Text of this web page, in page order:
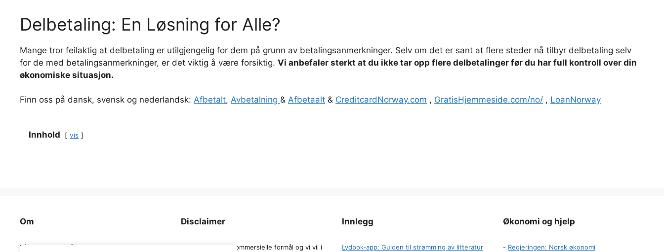
Delbetaling: En Løsning for Alle?
Mange tror feilaktig at delbetaling er utilgjengelig for dem på grunn av betalingsanmerkninger. Selv om det er sant at flere steder nå tilbyr delbetaling selv
for de med betalingsanmerkninger, er det viktig å være forsiktig. Vi anbefaler sterkt at du ikke tar opp flere delbetalinger før du har full kontroll over din
økonomiske situasjon.
Finn oss på dansk, svensk og nederlandsk: Afbetalt, Avbetalning & Afbetaalt & CreditcardNorway.com , GratisHjemmeside.com/no/ , LoanNorway
Innhold vis
Om
Vårt oppdrag er å gi deg som forbruker en
Disclaimer
Siden drives for kommersielle formål og vi vil i
Innlegg
Lydbok-app: Guiden til strømming av litteratur
Økonomi og hjelp
- Regjeringen: Norsk økonomi